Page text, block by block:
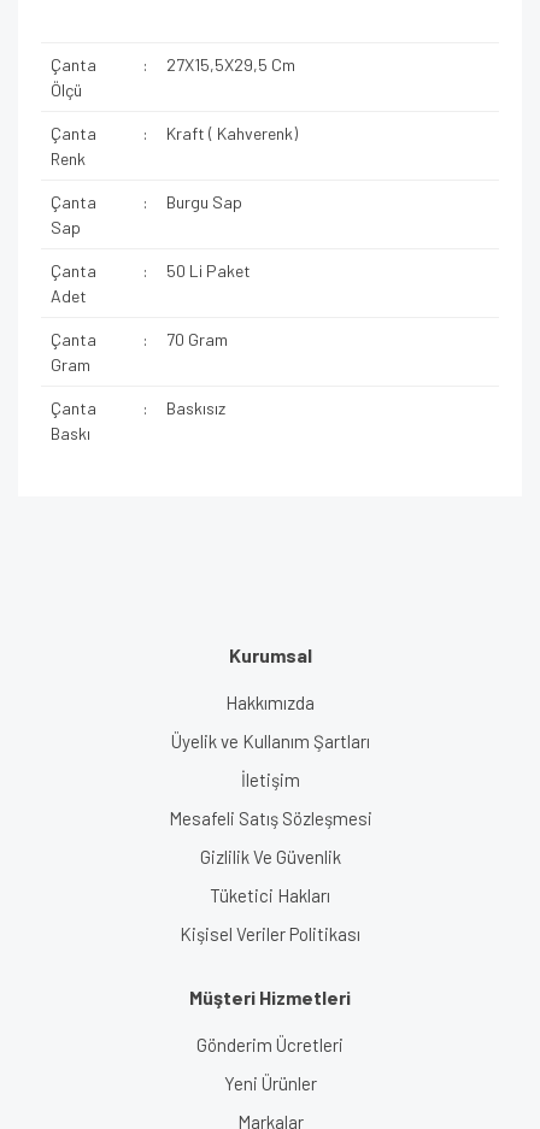
Çanta
Ölçü
: 27X15,5X29,5 Cm
Çanta
Renk
: Kraft ( Kahverenk)
Çanta
Sap
: Burgu Sap
Çanta
Adet
: 50 Li Paket
Çanta
Gram
: 70 Gram
Çanta
Baskı
: Baskısız
Kurumsal
Hakkımızda
Üyelik ve Kullanım Şartları
İletişim
Mesafeli Satış Sözleşmesi
Gizlilik Ve Güvenlik
Tüketici Hakları
Kişisel Veriler Politikası
Müşteri Hizmetleri
Gönderim Ücretleri
Yeni Ürünler
Markalar